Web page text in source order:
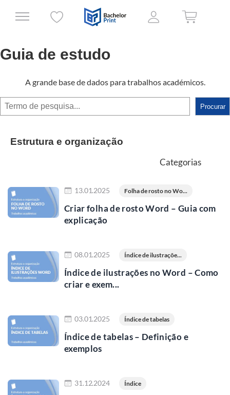
Guia de estudo
A grande base de dados para trabalhos académicos.
Procurar Procurar
Estrutura e organização
Categorias
13.01.2025 Folha de rosto no Wo...
Criar folha de rosto Word – Guia com
explicação
08.01.2025 Índice de ilustraçõe...
Índice de ilustrações no Word – Como
criar e exem...
03.01.2025 Índice de tabelas
Índice de tabelas – Definição e
exemplos
31.12.2024 Índice